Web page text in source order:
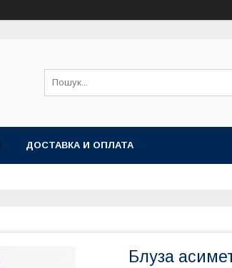
ДОСТАВКА И ОПЛАТА
Блуза